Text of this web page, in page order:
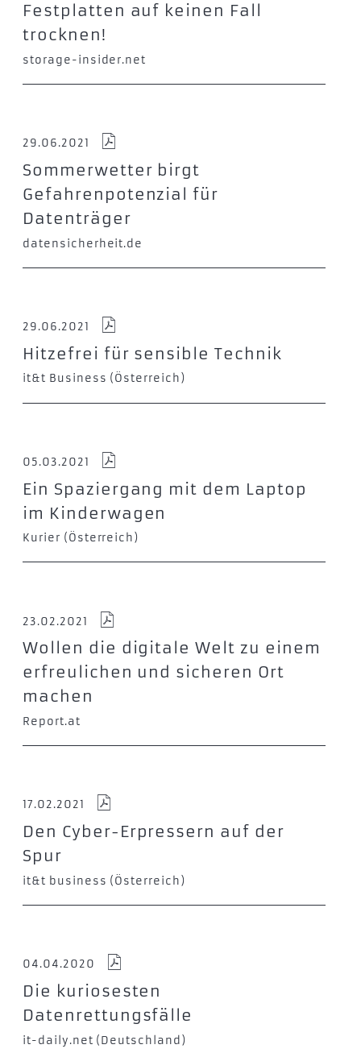
Festplatten auf keinen Fall
trocknen!
storage-insider.net
29.06.2021
Sommerwetter birgt
Gefahrenpotenzial für
Datenträger
datensicherheit.de
29.06.2021
Hitzefrei für sensible Technik
it&t Business (Österreich)
05.03.2021
Ein Spaziergang mit dem Laptop
im Kinderwagen
Kurier (Österreich)
23.02.2021
Wollen die digitale Welt zu einem
erfreulichen und sicheren Ort
machen
Report.at
17.02.2021
Den Cyber-Erpressern auf der
Spur
it&t business (Österreich)
04.04.2020
Die kuriosesten
Datenrettungsfälle
it-daily.net (Deutschland)